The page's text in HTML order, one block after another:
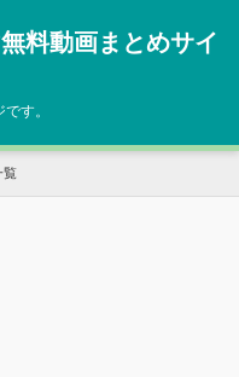
料動画まとめサイ
す。
覧